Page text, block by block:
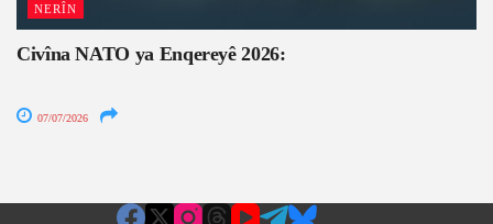
NERÎN
Civîna NATO ya Enqereyê 2026:
07/07/2026